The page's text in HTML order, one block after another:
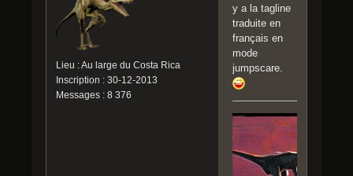
Lieu : Au large du Costa Rica
Inscription : 30-12-2013
Messages : 8 376
y a la tagline
traduite en
français en
mode
jumpscare.